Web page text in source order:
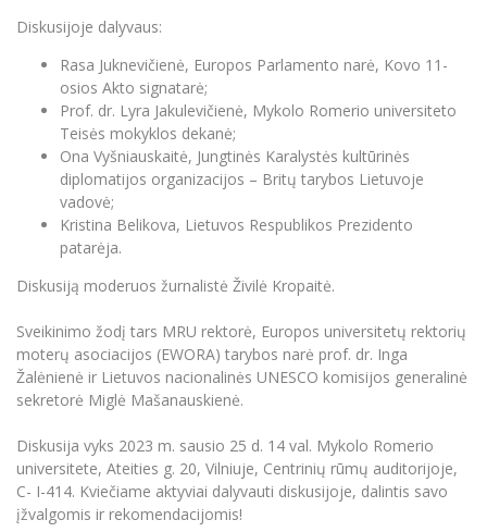
Darbuotojams
Partnerystės
Azijos centras
Vilniaus Karaliaus Sedžiongo institutas
Partnerystės
Azijos centras
Vilniaus Karaliaus Sedžiongo institutas
Frankofoniškų šalių studijų centras
Negalia ir individualieji poreikiai
Viešai skelbiama informacija
Parama Ukrainai
Civilinė sauga
Darbuotojų Moodle (kompetencijų tobulinimui)
Studijų tvarkaraštis
Informacinė sistema "Studijos"
Darbuotojų elektroninis paštas
Daugiafaktorinė autentifikacija universiteto
darbuotojams (MFA)
Bendruomenės gerovė
MRU norminių teisės aktų duomenų bazė
Intranetas
eDVS
Microsoft Office 365
Pagalbos sistema
Profesinė sąjunga
Kontaktų paieška
Diskusijoje dalyvaus:
Rasa Juknevičienė, Europos Parlamento narė, Kovo 11-
osios Akto signatarė;
Prof. dr. Lyra Jakulevičienė, Mykolo Romerio universiteto
Teisės mokyklos dekanė;
Ona Vyšniauskaitė, Jungtinės Karalystės kultūrinės
diplomatijos organizacijos – Britų tarybos Lietuvoje
vadovė;
Kristina Belikova, Lietuvos Respublikos Prezidento
patarėja.
Diskusiją moderuos žurnalistė Živilė Kropaitė.
Sveikinimo žodį tars MRU rektorė, Europos universitetų rektorių
moterų asociacijos (EWORA) tarybos narė prof. dr. Inga
Žalėnienė ir Lietuvos nacionalinės UNESCO komisijos generalinė
sekretorė Miglė Mašanauskienė.
Diskusija vyks 2023 m. sausio 25 d. 14 val. Mykolo Romerio
universitete, Ateities g. 20, Vilniuje, Centrinių rūmų auditorijoje,
C- I-414. Kviečiame aktyviai dalyvauti diskusijoje, dalintis savo
įžvalgomis ir rekomendacijomis!